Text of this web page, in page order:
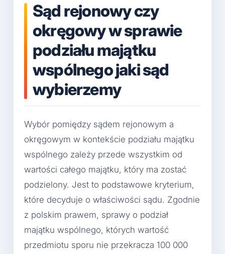
Sąd rejonowy czy
okręgowy w sprawie
podziału majątku
wspólnego jaki sąd
wybierzemy
Wybór pomiędzy sądem rejonowym a
okręgowym w kontekście podziału majątku
wspólnego zależy przede wszystkim od
wartości całego majątku, który ma zostać
podzielony. Jest to podstawowe kryterium,
które decyduje o właściwości sądu. Zgodnie
z polskim prawem, sprawy o podział
majątku wspólnego, których wartość
przedmiotu sporu nie przekracza 100 000